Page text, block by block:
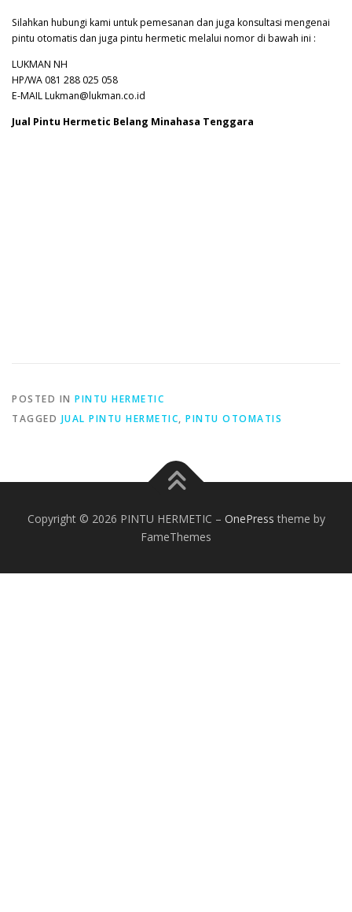
Silahkan hubungi kami untuk pemesanan dan juga konsultasi mengenai
pintu otomatis dan juga pintu hermetic melalui nomor di bawah ini :
LUKMAN NH
HP/WA 081 288 025 058
E-MAIL Lukman@lukman.co.id
Jual Pintu Hermetic Belang Minahasa Tenggara
POSTED IN PINTU HERMETIC
TAGGED JUAL PINTU HERMETIC, PINTU OTOMATIS
Copyright © 2026 PINTU HERMETIC – OnePress theme by
FameThemes